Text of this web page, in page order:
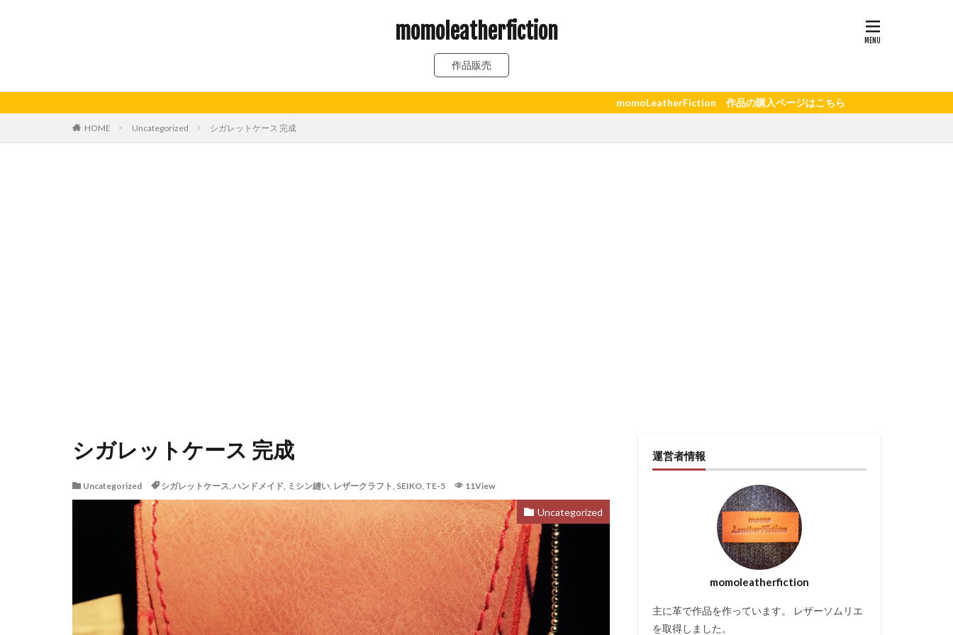
momoleatherfiction
作品販売
momoLeatherFiction 作品の購入ページはこちら
HOME Uncategorized シガレットケース 完成
シガレットケース 完成
Uncategorized シガレットケース, ハンドメイド, ミシン縫い, レザークラフト, SEIKO, TE-5 11View
Uncategorized
運営者情報
momoleatherfiction
主に革で作品を作っています。 レザーソムリエ
を取得しました。